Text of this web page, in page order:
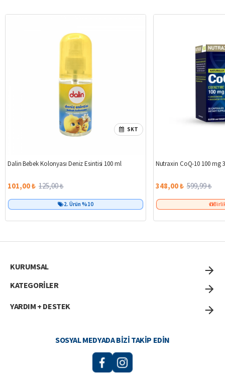
SKT
Dalin Bebek Kolonyası Deniz Esintisi 100 ml
101,00 ₺ 125,00 ₺
2. Ürün %10
Nutraxin CoQ-10 100 mg
348,00 ₺ 599,99 ₺
KURUMSAL
KATEGORİLER
YARDIM + DESTEK
SOSYAL MEDYADA BIZI TAKIP EDIN